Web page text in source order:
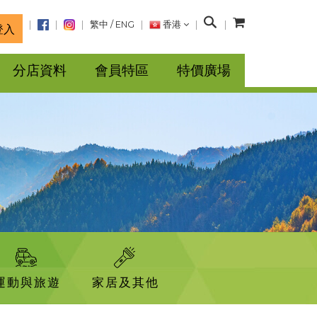
入 繁中 / ENG 香港
搜
分店資料 會員特區 特價廣場
動與旅遊 家居及其他